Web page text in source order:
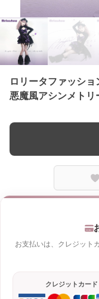
ロリータファッシ
悪魔風アシンメトリ
お支払いは、クレジット
クレジットカード